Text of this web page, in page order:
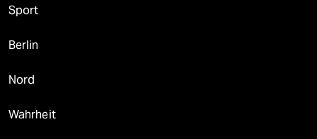
Sport
Berlin
Nord
Wahrheit